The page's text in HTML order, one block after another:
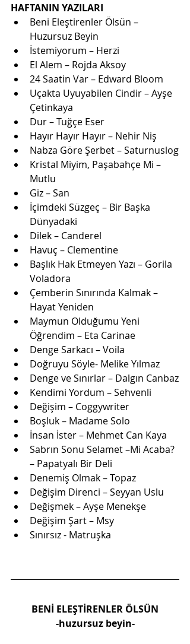
HAFTANIN YAZILARI
Beni Eleştirenler Ölsün –
Huzursuz Beyin
İstemiyorum – Herzi
El Alem – Rojda Aksoy
24 Saatin Var – Edward Bloom
Uçakta Uyuyabilen Cindir – Ayşe
Çetinkaya
Dur – Tuğçe Eser
Hayır Hayır Hayır – Nehir Niş
Nabza Göre Şerbet – Saturnuslog
Kristal Miyim, Paşabahçe Mi –
Mutlu
Giz – San
İçimdeki Süzgeç – Bir Başka
Dünyadaki
Dilek – Canderel
Havuç – Clementine
Başlık Hak Etmeyen Yazı – Gorila
Voladora
Çemberin Sınırında Kalmak –
Hayat Yeniden
Maymun Olduğumu Yeni
Öğrendim – Eta Carinae
Denge Sarkacı – Voila
Doğruyu Söyle- Melike Yılmaz
Denge ve Sınırlar – Dalgın Canbaz
Kendimi Yordum – Sehvenli
Değişim – Coggywriter
Boşluk – Madame Solo
İnsan İster – Mehmet Can Kaya
Sabrın Sonu Selamet –Mi Acaba?
– Papatyalı Bir Deli
Denemiş Olmak – Topaz
Değişim Direnci – Seyyan Uslu
Değişmek – Ayşe Menekşe
Değişim Şart – Msy
Sınırsız - Matruşka
BENİ ELEŞTİRENLER ÖLSÜN
-huzursuz beyin-